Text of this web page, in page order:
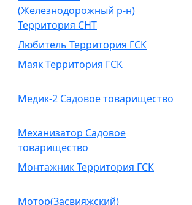
(Железнодорожный р-н)
Территория СНТ
Любитель Территория ГСК
Маяк Территория ГСК
Медик-2 Садовое товарищество
Механизатор Садовое
товарищество
Монтажник Территория ГСК
Мотор(Засвияжский)